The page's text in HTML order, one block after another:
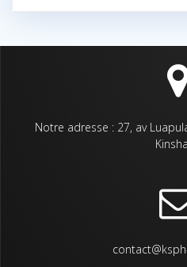
Notre adresse : 27, av